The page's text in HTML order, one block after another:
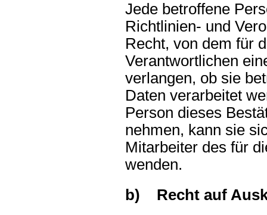
Jede betroffene
Richtlinien- und
Recht, von dem für
Verantwortlichen
verlangen, ob sie
Daten verarbeitet
Person dieses
nehmen, kann sie
Mitarbeiter des für
wenden.
b) Recht auf